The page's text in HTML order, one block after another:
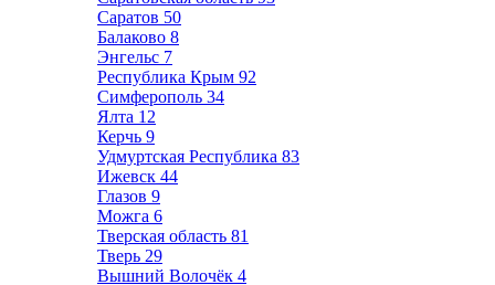
Саратов 50
Балаково 8
Энгельс 7
Республика Крым 92
Симферополь 34
Ялта 12
Керчь 9
Удмуртская Республика 83
Ижевск 44
Глазов 9
Можга 6
Тверская область 81
Тверь 29
Вышний Волочёк 4